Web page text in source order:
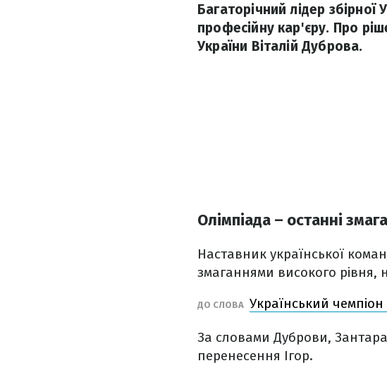
Багаторічний лідер
професійну кар'єру. Про
України Віталій Дуброва.
Олімпіада – останні
Наставник української
змаганнями високого рівня,
ДО СЛОВА Український
За словами Дуброви,
перенесення Ігор.